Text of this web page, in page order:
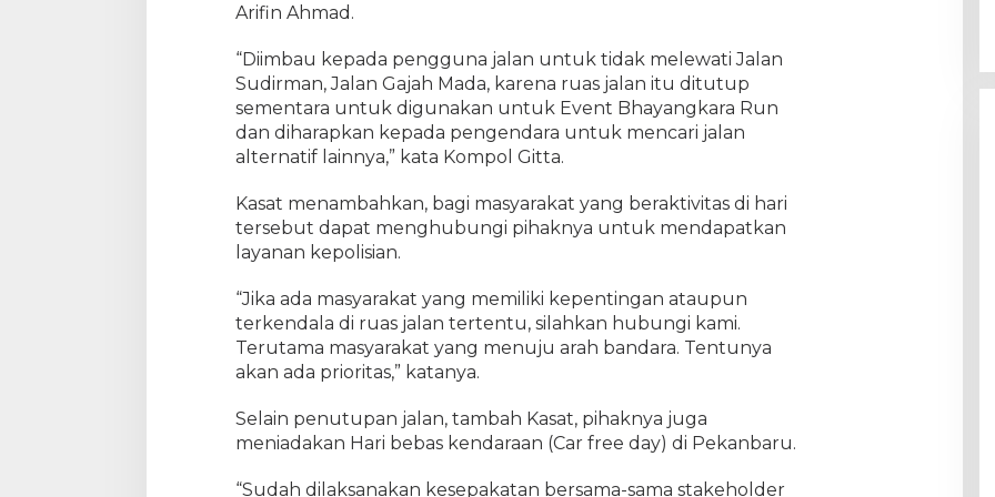
n
a
m
a
P
l
a
k
a
n
n
h
a
Arifin Ahmad.
“Diimbau kepada pengguna jalan untuk tidak melewati Jalan
Sudirman, Jalan Gajah Mada, karena ruas jalan itu ditutup
sementara untuk digunakan untuk Event Bhayangkara Run
dan diharapkan kepada pengendara untuk mencari jalan
alternatif lainnya,” kata Kompol Gitta.
Kasat menambahkan, bagi masyarakat yang beraktivitas di hari
tersebut dapat menghubungi pihaknya untuk mendapatkan
layanan kepolisian.
“Jika ada masyarakat yang memiliki kepentingan ataupun
terkendala di ruas jalan tertentu, silahkan hubungi kami.
Terutama masyarakat yang menuju arah bandara. Tentunya
akan ada prioritas,” katanya.
Selain penutupan jalan, tambah Kasat, pihaknya juga
meniadakan Hari bebas kendaraan (Car free day) di Pekanbaru.
“Sudah dilaksanakan kesepakatan bersama-sama stakeholder